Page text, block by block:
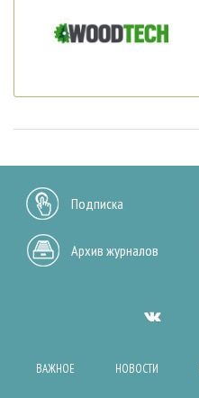
Подписка
Архив журналов
ВАЖНОЕ НОВОСТИ